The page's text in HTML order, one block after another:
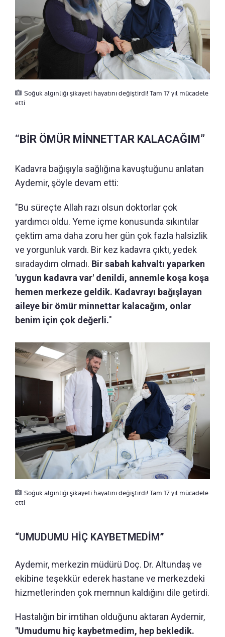
Soğuk algınlığı şikayeti hayatını değiştirdi! Tam 17 yıl mücadele
etti
“BİR ÖMÜR MİNNETTAR KALACAĞIM”
Kadavra bağışıyla sağlığına kavuştuğunu anlatan
Aydemir, şöyle devam etti:
"Bu süreçte Allah razı olsun doktorlar çok
yardımcı oldu. Yeme içme konusunda sıkıntılar
çektim ama daha zoru her gün çok fazla halsizlik
ve yorgunluk vardı. Bir kez kadavra çıktı, yedek
sıradaydım olmadı. Bir sabah kahvaltı yaparken
'uygun kadavra var' denildi, annemle koşa koşa
hemen merkeze geldik. Kadavrayı bağışlayan
aileye bir ömür minnettar kalacağım, onlar
benim için çok değerli."
Soğuk algınlığı şikayeti hayatını değiştirdi! Tam 17 yıl mücadele
etti
“UMUDUMU HİÇ KAYBETMEDİM”
Aydemir, merkezin müdürü Doç. Dr. Altundaş ve
ekibine teşekkür ederek hastane ve merkezdeki
hizmetlerinden çok memnun kaldığını dile getirdi.
Hastalığın bir imtihan olduğunu aktaran Aydemir,
"Umudumu hiç kaybetmedim, hep bekledik.